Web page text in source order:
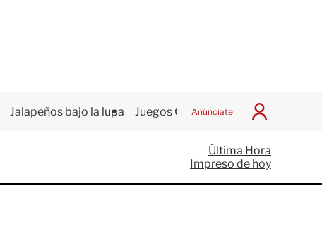
Jalapeños bajo la lupa Juegos Centroamericanos
Anúnciate
I
c
i
a
Última Hora
Impreso de hoy